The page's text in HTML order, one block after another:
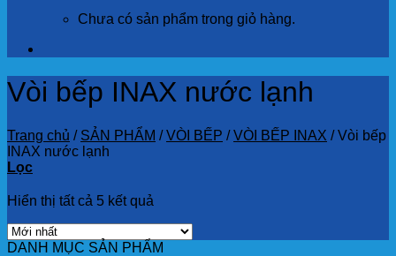
Chưa có sản phẩm trong giỏ hàng.
Vòi bếp INAX nước lạnh
Trang chủ / SẢN PHẨM / VÒI BẾP / VÒI BẾP INAX /Vòi bếp
INAX nước lạnh
Lọc
Hiển thị tất cả 5 kết quả
DANH MỤC SẢN PHẨM